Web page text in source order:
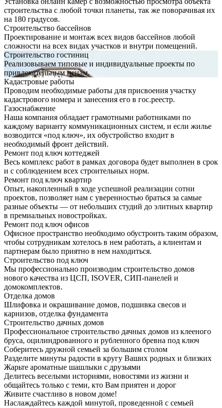
строительства с любой точки планеты, так же поворачивая их
на 180 градусов.
Строительство бассейнов
Проектирование и монтаж всех видов бассейнов любой
сложности на всех видах участков и внутри помещений.
Строительство гостиниц
Реализовываем типовые и индивидуальные проекты по
привлекательным ценам.
Кадастровые работы
Проводим необходимые работы для присвоения участку
кадастрового номера и занесения его в гос.реестр.
Газоснабжение
Наша компания обладает грамотными работниками по
каждому варианту коммуникационных систем, и если жилье
возводится «под ключ», их обустройство входит в
необходимый фронт действий.
Ремонт под ключ коттеджей
Весь комплекс работ в рамках договора будет выполнен в срок
и с соблюдением всех строительных норм.
Ремонт под ключ квартир
Опыт, накопленный в ходе успешной реализации сотни
проектов, позволяет нам с уверенностью браться за самые
разные объекты — от небольших студий до элитных квартир
в премиальных новостройках.
Ремонт под ключ офисов
Офисное пространство необходимо обустроить таким образом,
чтобы сотрудникам хотелось в нем работать, а клиентам и
партнерам было приятно в нем находиться.
Строительство под ключ
Мы профессионально производим строительство домов
нового качества из ЦСП, ISOVER, СИП-панелей и
домокомплектов.
Отделка домов
Шлифовка и окрашивание домов, подшивка свесов и
карнизов, отделка фундамента
Строительство дачных домов
Профессиональное строительство дачных домов из клееного
бруса, оцилиндрованного и рубленного бревна под ключ
Соберитесь дружной семьей за большим столом
Разделите минуты радости в кругу Ваших родных и близких
Жарьте ароматные шашлыки с друзьями
Делитесь веселыми историями, новостями из жизни и
общайтесь только с теми, кто Вам приятен и дорог
Живите счастливо в новом доме!
Наслаждайтесь каждой минутой, проведенной с семьей